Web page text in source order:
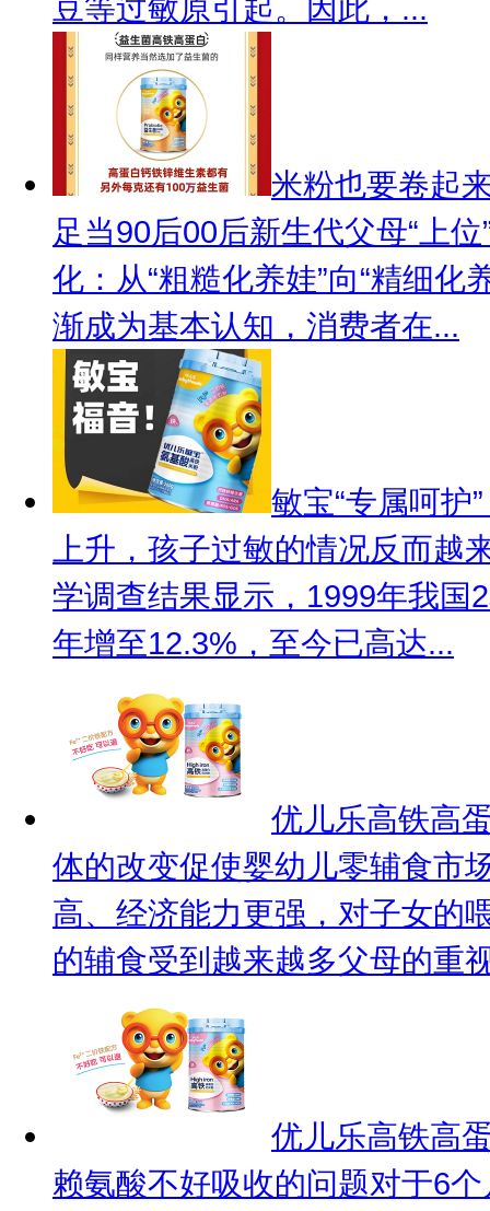
豆等过敏原引起。因此，...
米粉也要卷起
足当90后00后新生代父母“上
化：从“粗糙化养娃”向“精细化
渐成为基本认知，消费者在...
敏宝“专属呵护
上升，孩子过敏的情况反而
学调查结果显示，1999年我国
年增至12.3%，至今已高达...
优儿乐高铁高
体的改变促使婴幼儿零辅食市
高、经济能力更强，对子女的
的辅食受到越来越多父母的重
优儿乐高铁高
赖氨酸不好吸收的问题对于6